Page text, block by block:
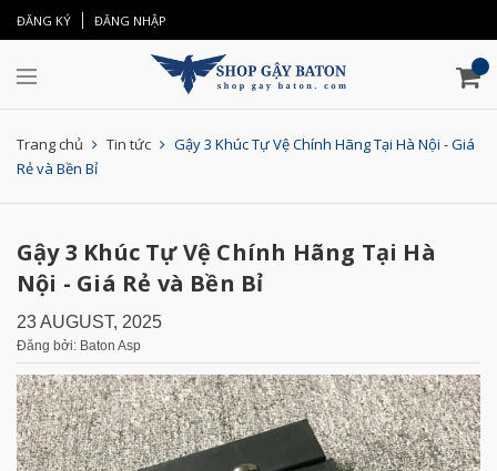
ĐĂNG KÝ ĐĂNG NHẬP
Trang chủ Tin tức
Gậy 3 Khúc Tự Vệ Chính Hãng Tại Hà Nội - Giá
Rẻ và Bền Bỉ
Gậy 3 Khúc Tự Vệ Chính Hãng Tại Hà
Nội - Giá Rẻ và Bền Bỉ
23 AUGUST, 2025
Đăng bởi: Baton Asp